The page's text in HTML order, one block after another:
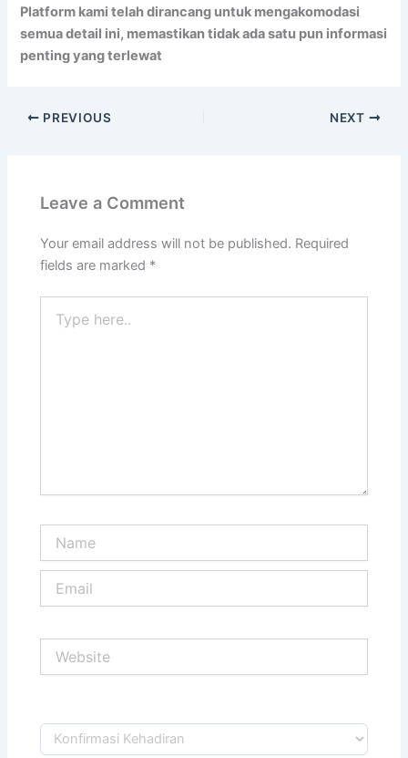
Platform kami telah dirancang untuk mengakomodasi
semua detail ini, memastikan tidak ada satu pun informasi
penting yang terlewat
PREVIOUS NEXT
Leave a Comment
Your email address will not be published. Required
fields are marked *
here..